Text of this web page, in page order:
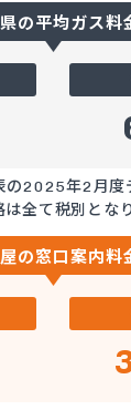
の平均ガス料
2025年2月度
全て税別となり
の窓口案内料